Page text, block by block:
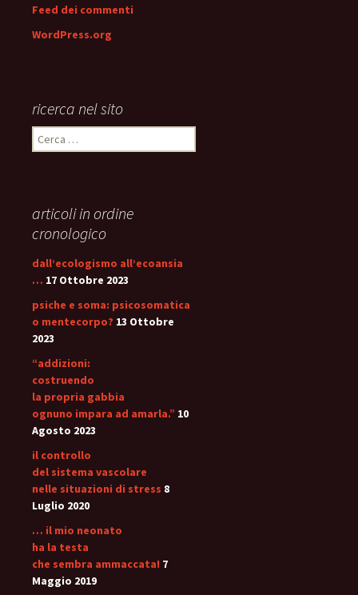
Feed dei commenti
WordPress.org
ricerca nel sito
Ricerca
per:
articoli in ordine
cronologico
dall’ecologismo all’ecoansia
… 17 Ottobre 2023
psiche e soma: psicosomatica
o mentecorpo? 13 Ottobre
2023
“addizioni:
costruendo
la propria gabbia
ognuno impara ad amarla.” 10
Agosto 2023
il controllo
del sistema vascolare
nelle situazioni di stress 8
Luglio 2020
… il mio neonato
ha la testa
che sembra ammaccata! 7
Maggio 2019